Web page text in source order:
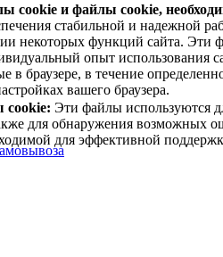
cookie и файлы cookie,
стабильной и надежной
некоторых функций сайта. Эти
опыт использования
в браузере, в течение
вашего браузера.
cookie: Эти файлы используются
для обнаружения возможных
для эффективной